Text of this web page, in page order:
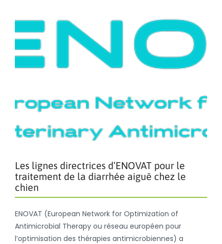
Les lignes directrices d’ENOVAT pour le
traitement de la diarrhée aiguë chez le
chien
ENOVAT (European Network for Optimization of
Antimicrobial Therapy ou réseau européen pour
l’optimisation des thérapies antimicrobiennes) a